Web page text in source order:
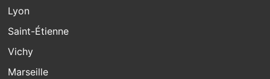
Lyon
Saint-Étienne
Vichy
Marseille